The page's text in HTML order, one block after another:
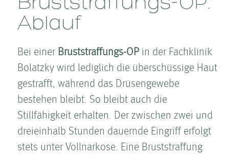
Ablauf
Bei einer Brust­straffungs-OPin der Fachklinik
Bolatzky wird lediglich die überschüssige Haut
gestrafft, während das Drüsengewebe
bestehen bleibt. So bleibt auch die
Stillfähigkeit erhalten. Der zwischen zwei und
dreieinhalb Stunden dauernde Eingriff erfolgt
stets unter Vollnarkose. Eine Brust­straffung